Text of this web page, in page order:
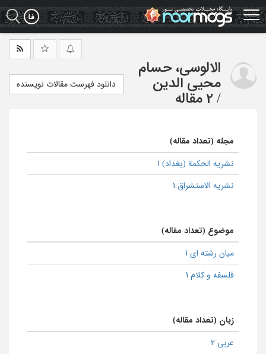
Skip
to
main
الالوسی، حسام
محیی الدین
/ 2 مقاله
دانلود فهرست مقالات نویسنده
مجله (تعداد مقاله)
نشریه الحکمة (بغداد) 1
نشریه الاستشراق 1
موضوع (تعداد مقاله)
میان رشته ای 1
فلسفه و کلام 1
زبان (تعداد مقاله)
عربی 2